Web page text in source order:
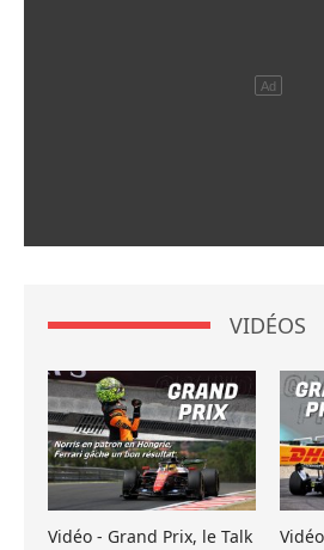
VIDÉOS
Vidéo - Grand Prix, le Talk